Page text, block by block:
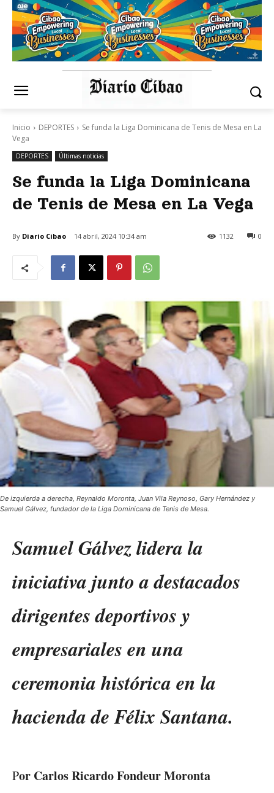
Inicio DEPORTES
Se funda la Liga Dominicana de Tenis de Mesa en La
Vega
DEPORTES Últimas noticias
Se funda la Liga Dominicana
de Tenis de Mesa en La Vega
By Diario Cibao 14 abril, 2024 10:34 am 0
1132
De izquierda a derecha, Reynaldo Moronta, Juan Vila Reynoso, Gary Hernández y
Samuel Gálvez, fundador de la Liga Dominicana de Tenis de Mesa.
Samuel Gálvez lidera la
iniciativa junto a destacados
dirigentes deportivos y
empresariales en una
ceremonia histórica en la
hacienda de Félix Santana.
Por Carlos Ricardo Fondeur Moronta